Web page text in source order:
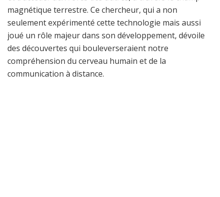
magnétique terrestre. Ce chercheur, qui a non
seulement expérimenté cette technologie mais aussi
joué un rôle majeur dans son développement, dévoile
des découvertes qui bouleverseraient notre
compréhension du cerveau humain et de la
communication à distance.